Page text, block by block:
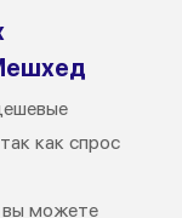
как спрос
вы можете